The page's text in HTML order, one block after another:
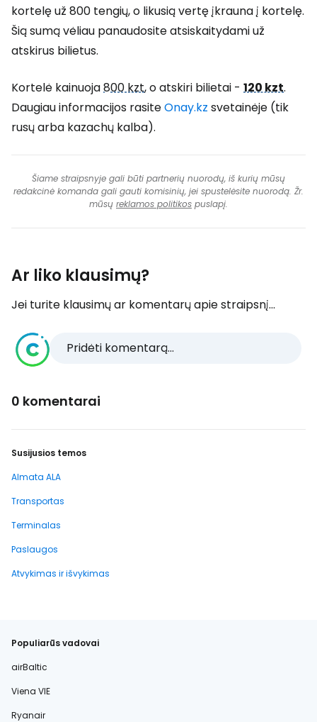
kortelę už 800 tengių, o likusią vertę įkrauna į kortelę.
Šią sumą vėliau panaudosite atsiskaitydami už
atskirus bilietus.
Kortelė kainuoja800 kzt, o atskiri bilietai - 120 kzt.
Daugiau informacijos rasiteOnay.kz svetainėje (tik
rusų arba kazachų kalba).
Šiame straipsnyje gali būti partnerių nuorodų, iš kurių mūsų
redakcinė komanda gali gauti komisinių, jei spustelėsite nuorodą. Žr.
mūsų reklamos politikos puslapį.
Ar liko klausimų?
Jei turite klausimų ar komentarų apie straipsnį...
Pridėti komentarą...
0 komentarai
Susijusios temos
Almata ALA
Transportas
Terminalas
Paslaugos
Atvykimas ir išvykimas
Populiarūs vadovai
airBaltic
Viena VIE
Ryanair